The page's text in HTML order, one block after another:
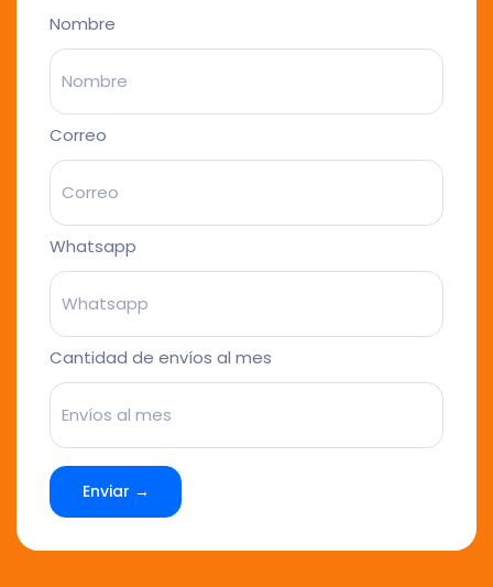
Nombre
Correo
Whatsapp
Cantidad de envíos al mes
Enviar →